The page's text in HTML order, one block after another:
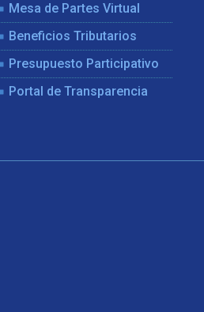
Mesa de Partes Virtual
Beneficios Tributarios
Presupuesto Participativo
Portal de Transparencia